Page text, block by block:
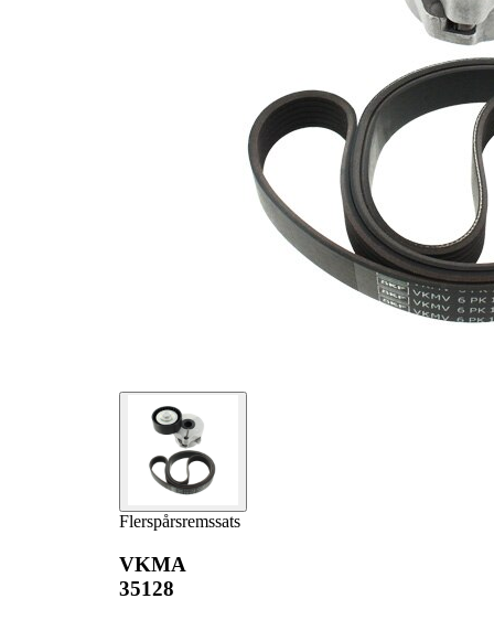
Flerspårsremssats
VKMA
35128
EPDM
(etylpropylen-
dien-gummi)
Artikelnummer Antal
VKM 35340
1
VKMV 6PK1318 1